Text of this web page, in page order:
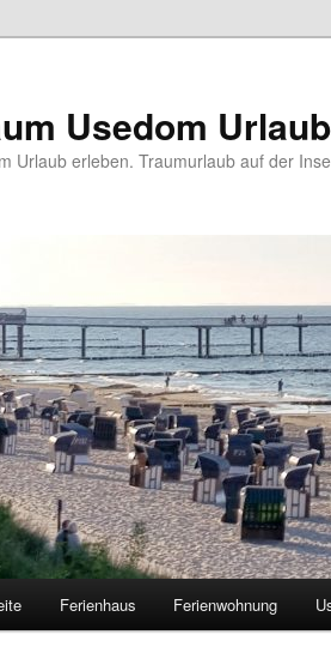
Usedom Urlaub
Urlaub erleben. Traumurlaub auf der
Ferienhaus Ferienwohnung